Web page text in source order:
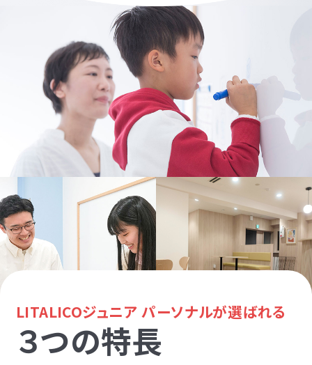
LITALICOジュニア パーソナルが選ばれる
３つの特長